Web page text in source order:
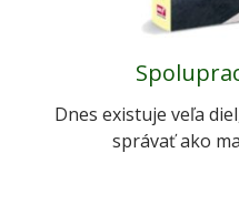
Dnes existuje veľa
správať ako
Koniec
Existuje správny
výsledkom je veľká
Väčšina ľudí považuje
za najhoršiu vec v